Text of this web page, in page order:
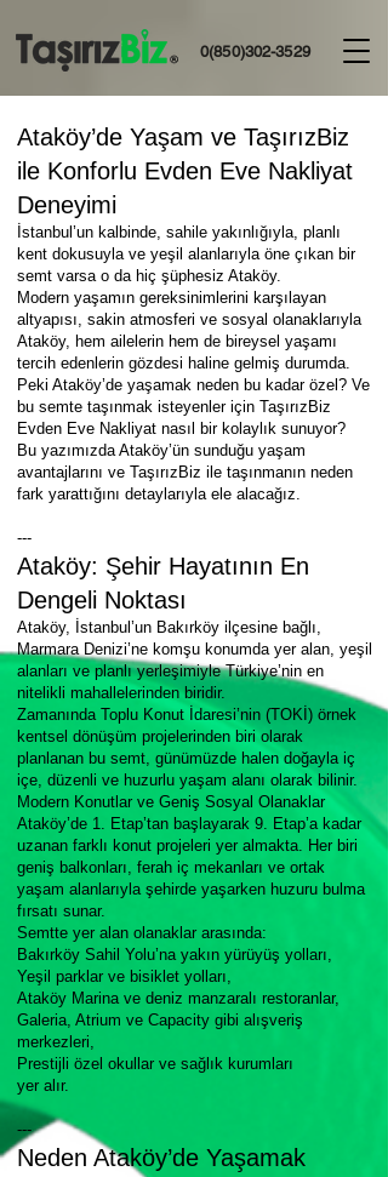
0(850)302-3529
Ataköy’de Yaşam ve TaşırızBiz
ile Konforlu Evden Eve Nakliyat
Deneyimi
İstanbul’un kalbinde, sahile yakınlığıyla, planlı
kent dokusuyla ve yeşil alanlarıyla öne çıkan bir
semt varsa o da hiç şüphesiz Ataköy.
Modern yaşamın gereksinimlerini karşılayan
altyapısı, sakin atmosferi ve sosyal olanaklarıyla
Ataköy, hem ailelerin hem de bireysel yaşamı
tercih edenlerin gözdesi haline gelmiş durumda.
Peki Ataköy’de yaşamak neden bu kadar özel? Ve
bu semte taşınmak isteyenler için TaşırızBiz
Evden Eve Nakliyat nasıl bir kolaylık sunuyor?
Bu yazımızda Ataköy’ün sunduğu yaşam
avantajlarını ve TaşırızBiz ile taşınmanın neden
fark yarattığını detaylarıyla ele alacağız.
---
Ataköy: Şehir Hayatının En
Dengeli Noktası
Ataköy, İstanbul’un Bakırköy ilçesine bağlı,
Marmara Denizi’ne komşu konumda yer alan, yeşil
alanları ve planlı yerleşimiyle Türkiye’nin en
nitelikli mahallelerinden biridir.
Zamanında Toplu Konut İdaresi’nin (TOKİ) örnek
kentsel dönüşüm projelerinden biri olarak
planlanan bu semt, günümüzde halen doğayla iç
içe, düzenli ve huzurlu yaşam alanı olarak bilinir.
Modern Konutlar ve Geniş Sosyal Olanaklar
Ataköy’de 1. Etap’tan başlayarak 9. Etap’a kadar
uzanan farklı konut projeleri yer almakta. Her biri
geniş balkonları, ferah iç mekanları ve ortak
yaşam alanlarıyla şehirde yaşarken huzuru bulma
fırsatı sunar.
Semtte yer alan olanaklar arasında:
Bakırköy Sahil Yolu’na yakın yürüyüş yolları,
Yeşil parklar ve bisiklet yolları,
Ataköy Marina ve deniz manzaralı restoranlar,
Galeria, Atrium ve Capacity gibi alışveriş
merkezleri,
Prestijli özel okullar ve sağlık kurumları
yer alır.
---
Neden Ataköy’de Yaşamak